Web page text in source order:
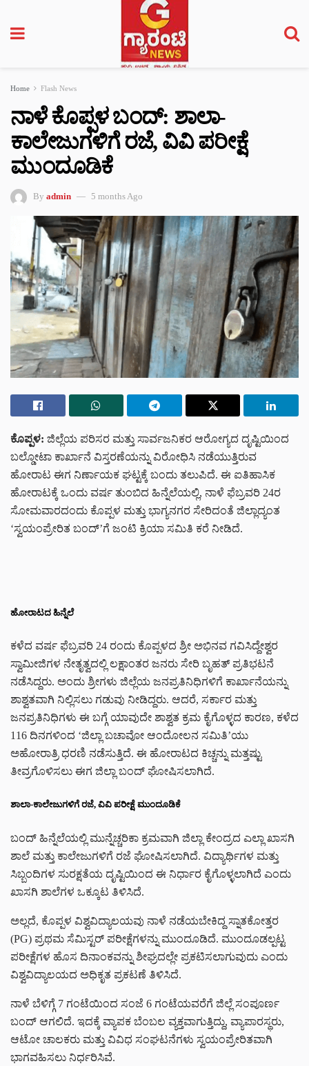
Home Flash News
ನಾಳೆ ಕೊಪ್ಪಳ ಬಂದ್‌: ಶಾಲಾ-
ಕಾಲೇಜುಗಳಿಗೆ ರಜೆ, ವಿವಿ ಪರೀಕ್ಷೆ
ಮುಂದೂಡಿಕೆ
By admin 5 months Ago
ಕೊಪ್ಪಳ: ಜಿಲ್ಲೆಯ ಪರಿಸರ ಮತ್ತು ಸಾರ್ವಜನಿಕರ ಆರೋಗ್ಯದ ದೃಷ್ಟಿಯಿಂದ
ಬಲ್ಡೋಟಾ ಕಾರ್ಖಾನೆ ವಿಸ್ತರಣೆಯನ್ನು ವಿರೋಧಿಸಿ ನಡೆಯುತ್ತಿರುವ
ಹೋರಾಟ ಈಗ ನಿರ್ಣಾಯಕ ಘಟ್ಟಕ್ಕೆ ಬಂದು ತಲುಪಿದೆ. ಈ ಐತಿಹಾಸಿಕ
ಹೋರಾಟಕ್ಕೆ ಒಂದು ವರ್ಷ ತುಂಬಿದ ಹಿನ್ನೆಲೆಯಲ್ಲಿ, ನಾಳೆ ಫೆಬ್ರವರಿ 24ರ
ಸೋಮವಾರದಂದು ಕೊಪ್ಪಳ ಮತ್ತು ಭಾಗ್ಯನಗರ ಸೇರಿದಂತೆ ಜಿಲ್ಲಾದ್ಯಂತ
‘ಸ್ವಯಂಪ್ರೇರಿತ ಬಂದ್’ಗೆ ಜಂಟಿ ಕ್ರಿಯಾ ಸಮಿತಿ ಕರೆ ನೀಡಿದೆ.
ಹೋರಾಟದ ಹಿನ್ನೆಲೆ
ಕಳೆದ ವರ್ಷ ಫೆಬ್ರವರಿ 24 ರಂದು ಕೊಪ್ಪಳದ ಶ್ರೀ ಅಭಿನವ ಗವಿಸಿದ್ದೇಶ್ವರ
ಸ್ವಾಮೀಜಿಗಳ ನೇತೃತ್ವದಲ್ಲಿ ಲಕ್ಷಾಂತರ ಜನರು ಸೇರಿ ಬೃಹತ್ ಪ್ರತಿಭಟನೆ
ನಡೆಸಿದ್ದರು. ಅಂದು ಶ್ರೀಗಳು ಜಿಲ್ಲೆಯ ಜನಪ್ರತಿನಿಧಿಗಳಿಗೆ ಕಾರ್ಖಾನೆಯನ್ನು
ಶಾಶ್ವತವಾಗಿ ನಿಲ್ಲಿಸಲು ಗಡುವು ನೀಡಿದ್ದರು. ಆದರೆ, ಸರ್ಕಾರ ಮತ್ತು
ಜನಪ್ರತಿನಿಧಿಗಳು ಈ ಬಗ್ಗೆ ಯಾವುದೇ ಶಾಶ್ವತ ಕ್ರಮ ಕೈಗೊಳ್ಳದ ಕಾರಣ, ಕಳೆದ
116 ದಿನಗಳಿಂದ ‘ಜಿಲ್ಲಾ ಬಚಾವೋ ಆಂದೋಲನ ಸಮಿತಿ’ಯು
ಅಹೋರಾತ್ರಿ ಧರಣಿ ನಡೆಸುತ್ತಿದೆ. ಈ ಹೋರಾಟದ ಕಿಚ್ಚನ್ನು ಮತ್ತಷ್ಟು
ತೀವ್ರಗೊಳಿಸಲು ಈಗ ಜಿಲ್ಲಾ ಬಂದ್ ಘೋಷಿಸಲಾಗಿದೆ.
ಶಾಲಾ-ಕಾಲೇಜುಗಳಿಗೆ ರಜೆ, ವಿವಿ ಪರೀಕ್ಷೆ ಮುಂದೂಡಿಕೆ
ಬಂದ್ ಹಿನ್ನೆಲೆಯಲ್ಲಿ ಮುನ್ನೆಚ್ಚರಿಕಾ ಕ್ರಮವಾಗಿ ಜಿಲ್ಲಾ ಕೇಂದ್ರದ ಎಲ್ಲಾ ಖಾಸಗಿ
ಶಾಲೆ ಮತ್ತು ಕಾಲೇಜುಗಳಿಗೆ ರಜೆ ಘೋಷಿಸಲಾಗಿದೆ. ವಿದ್ಯಾರ್ಥಿಗಳ ಮತ್ತು
ಸಿಬ್ಬಂದಿಗಳ ಸುರಕ್ಷತೆಯ ದೃಷ್ಟಿಯಿಂದ ಈ ನಿರ್ಧಾರ ಕೈಗೊಳ್ಳಲಾಗಿದೆ ಎಂದು
ಖಾಸಗಿ ಶಾಲೆಗಳ ಒಕ್ಕೂಟ ತಿಳಿಸಿದೆ.
ಅಲ್ಲದೆ, ಕೊಪ್ಪಳ ವಿಶ್ವವಿದ್ಯಾಲಯವು ನಾಳೆ ನಡೆಯಬೇಕಿದ್ದ ಸ್ನಾತಕೋತ್ತರ
(PG) ಪ್ರಥಮ ಸೆಮಿಸ್ಟರ್ ಪರೀಕ್ಷೆಗಳನ್ನು ಮುಂದೂಡಿದೆ. ಮುಂದೂಡಲ್ಪಟ್ಟ
ಪರೀಕ್ಷೆಗಳ ಹೊಸ ದಿನಾಂಕವನ್ನು ಶೀಘ್ರದಲ್ಲೇ ಪ್ರಕಟಿಸಲಾಗುವುದು ಎಂದು
ವಿಶ್ವವಿದ್ಯಾಲಯದ ಅಧಿಕೃತ ಪ್ರಕಟಣೆ ತಿಳಿಸಿದೆ.
ನಾಳೆ ಬೆಳಿಗ್ಗೆ 7 ಗಂಟೆಯಿಂದ ಸಂಜೆ 6 ಗಂಟೆಯವರೆಗೆ ಜಿಲ್ಲೆ ಸಂಪೂರ್ಣ
ಬಂದ್ ಆಗಲಿದೆ. ಇದಕ್ಕೆ ವ್ಯಾಪಕ ಬೆಂಬಲ ವ್ಯಕ್ತವಾಗುತ್ತಿದ್ದು, ವ್ಯಾಪಾರಸ್ಥರು,
ಆಟೋ ಚಾಲಕರು ಮತ್ತು ವಿವಿಧ ಸಂಘಟನೆಗಳು ಸ್ವಯಂಪ್ರೇರಿತವಾಗಿ
ಭಾಗವಹಿಸಲು ನಿರ್ಧರಿಸಿವೆ.